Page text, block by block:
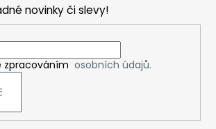
a
c
í
p
r
y
novinky či slevy!
zpracováním osobních údajů.